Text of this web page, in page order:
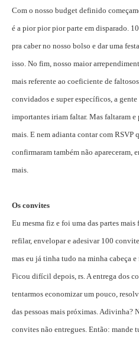
Com o nosso budget definido
é a pior pior pior parte em disparado.
pra caber no nosso bolso e dar uma
isso. No fim, nosso maior
mais referente ao coeficiente de
convidados e super específicos, a
importantes iriam faltar. Mas faltaram e
mais. E nem adianta contar com
confirmaram também não apareceram,
mais.
Os convites
Eu mesma fiz e foi uma das partes
refilar, envelopar e adesivar 100
mas eu já tinha tudo na minha cabeça
Ficou difícil depois, rs. A entrega dos
tentarmos economizar um pouco,
das pessoas mais próximas. Adivinha?
convites não entregues. Então: mande